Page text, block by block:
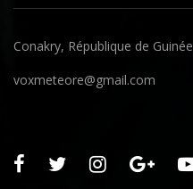
Conakry, République de Guinée
voxmeteore@gmail.com